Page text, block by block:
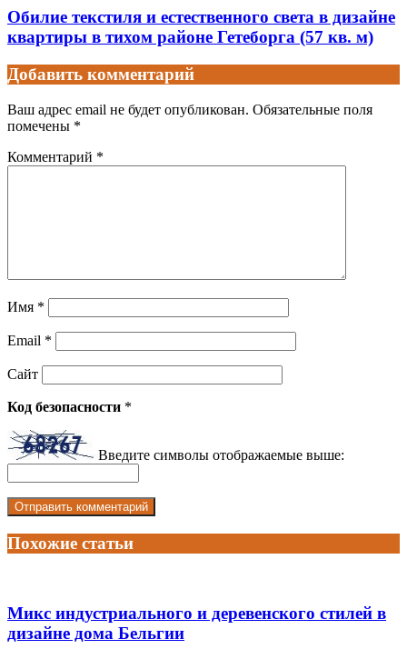
Обилие текстиля и естественного света в дизайне
квартиры в тихом районе Гетеборга (57 кв. м)
Добавить комментарий
Ваш адрес email не будет опубликован. Обязательные поля
помечены *
Комментарий *
Имя *
Email *
Сайт
Код безопасности *
Введите символы отображаемые выше:
Похожие статьи
Микс индустриального и деревенского стилей в
дизайне дома Бельгии